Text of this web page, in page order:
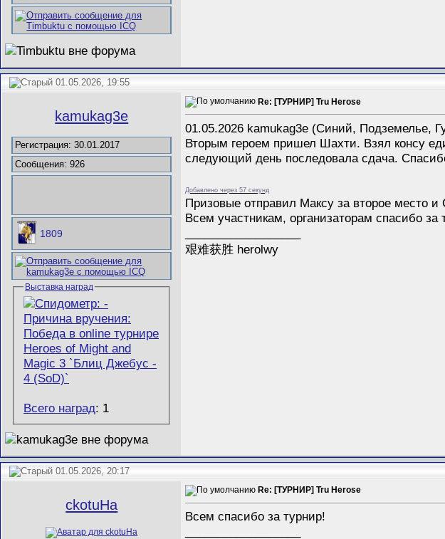
01.05.2026, 19:55
kamukag3e
Регистрация: 30.01.2017
Сообщения: 926
1809
Выставка наград
Всего наград: 1
Re: [ТУРНИР] Tru Herose
01.05.2026 kamukag3e (Синий, Подземелье,
Вторым героем пришел Шахти. Взял консу
следующий день последовала сдача.
Добавлено через 57 секунд
Призовые отправил Максу за второе место и
Всем участникам, организаторам спасибо за
艰难获胜 herolwy
01.05.2026, 20:17
ckotuHa
Re: [ТУРНИР] Tru Herose
Всем спасибо за турнир!